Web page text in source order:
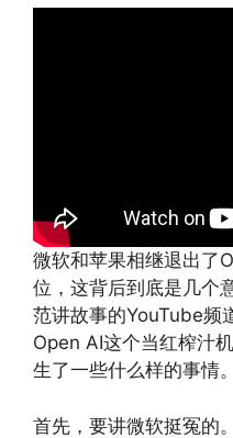
微软和苹果相继退出了
位，这背后到底是几个
范讲故事的YouTube频
Open AI这个当红榨汁
生了一些什么样的事情。
首先，要讲微软挺冤的